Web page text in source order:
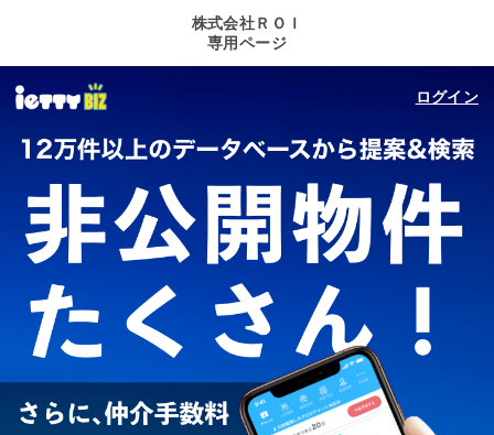
株式会社ＲＯＩ
専用ページ
ログイン